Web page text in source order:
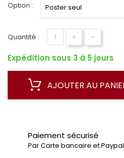
Option :
Quantité : +
-
Expédition sous 3 à 5 jours
AJOUTER AU
Paiement sécurisé
Par Carte bancaire et Paypal